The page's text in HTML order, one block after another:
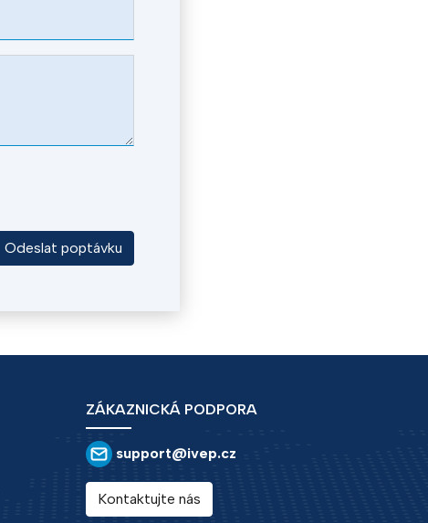
Odeslat poptávku
ZÁKAZNICKÁ PODPORA
support@ivep.cz
Kontaktujte nás